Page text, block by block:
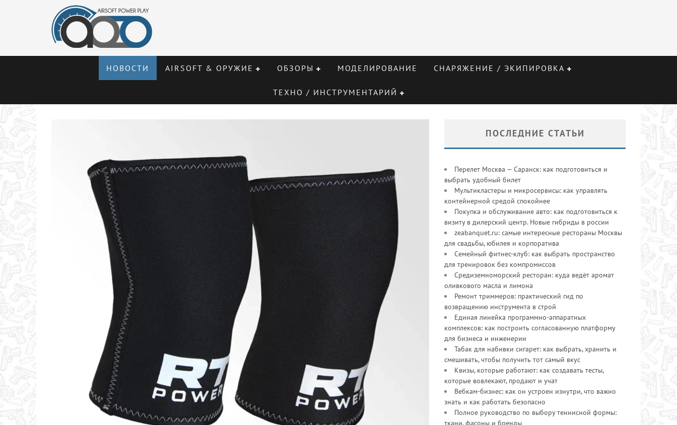
НОВОСТИ AIRSOFT & ОРУЖИЕ ОБЗОРЫ МОДЕЛИРОВАНИЕ СНАРЯЖЕНИЕ / ЭКИПИРОВКА
ТЕХНО / ИНСТРУМЕНТАРИЙ
ПОСЛЕДНИЕ СТАТЬИ
Перелет Москва — Саранск: как подготовиться и
выбрать удобный билет
Мультикластеры и микросервисы: как управлять
контейнерной средой спокойнее
Покупка и обслуживание авто: как подготовиться к
визиту в дилерский центр. Новые гибриды в россии
zeabanquet.ru: самые интересные рестораны Москвы
для свадьбы, юбилея и корпоратива
Семейный фитнес-клуб: как выбрать пространство
для тренировок без компромиссов
Средиземноморский ресторан: куда ведёт аромат
оливкового масла и лимона
Ремонт триммеров: практический гид по
возвращению инструмента в строй
Единая линейка программно-аппаратных
комплексов: как построить согласованную платформу
для бизнеса и инженерии
Табак для набивки сигарет: как выбрать, хранить и
смешивать, чтобы получить тот самый вкус
Квизы, которые работают: как создавать тесты,
которые вовлекают, продают и учат
Вебкам-бизнес: как он устроен изнутри, что важно
знать и как работать безопасно
Полное руководство по выбору теннисной формы:
ткани, фасоны и бренды